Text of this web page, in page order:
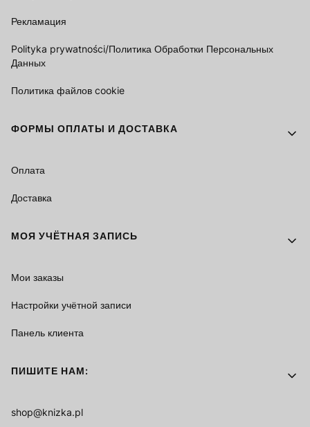
Рекламация
Polityka prywatności/Политика Обработки Персональных
Данных
Политика файлов cookie
ФОРМЫ ОПЛАТЫ И ДОСТАВКА
Оплата
Доставка
МОЯ УЧЁТНАЯ ЗАПИСЬ
Мои заказы
Настройки учётной записи
Панель клиента
ПИШИТЕ НАМ:
shop@knizka.pl